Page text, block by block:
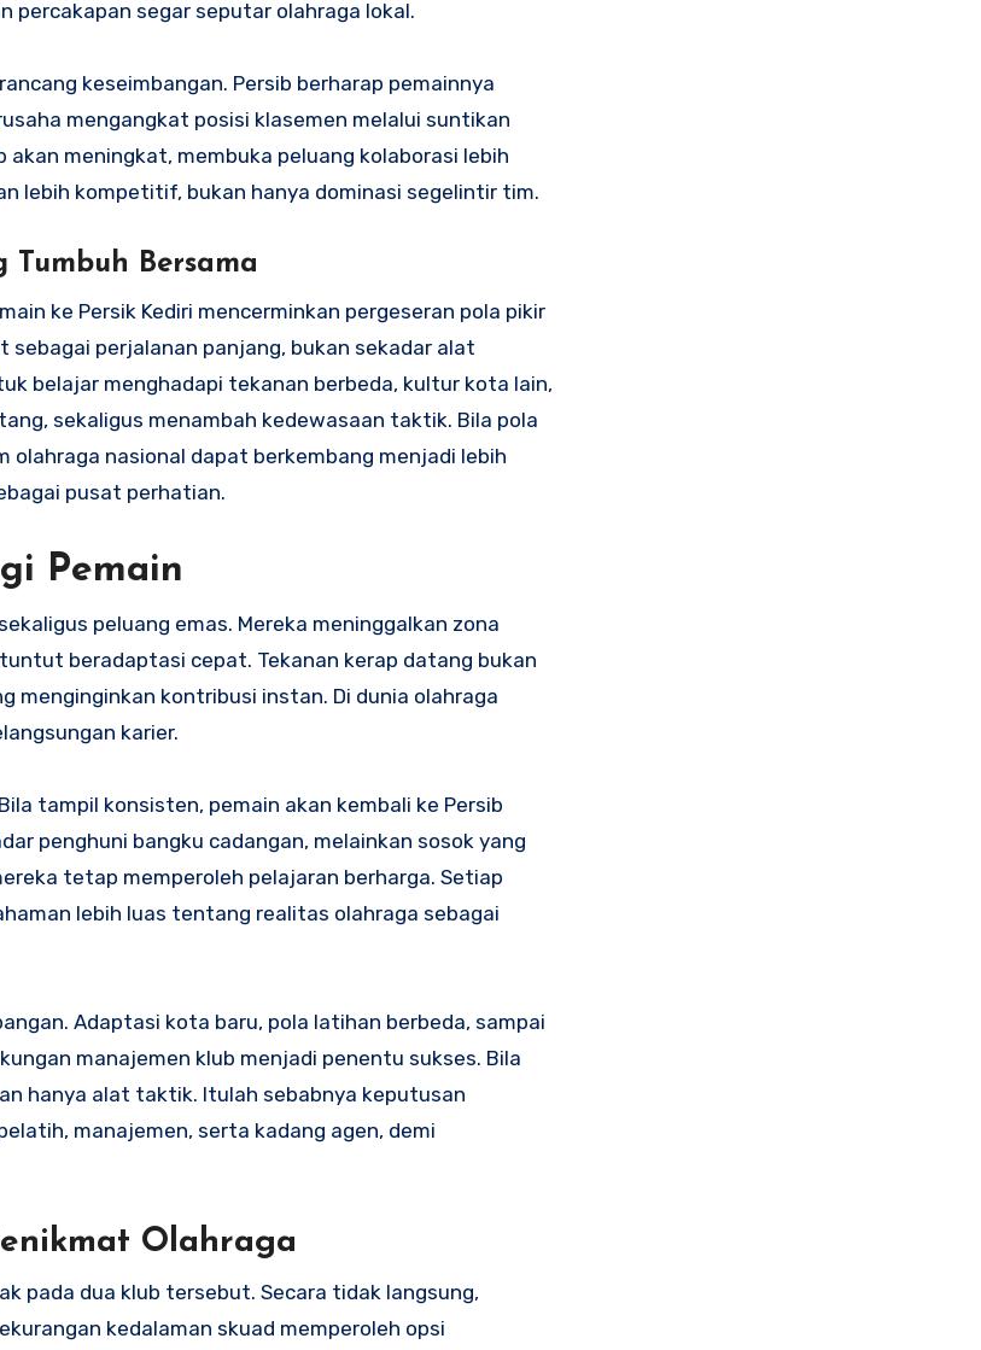
percakapan segar seputar olahraga lokal.
keseimbangan. Persib berharap pemainnya
mengangkat posisi klasemen melalui suntikan
meningkat, membuka peluang kolaborasi lebih
lebih kompetitif, bukan hanya dominasi segelintir tim.
Bersama
ke Persik Kediri mencerminkan pergeseran pola pikir
perjalanan panjang, bukan sekadar alat
belajar menghadapi tekanan berbeda, kultur kota lain,
sekaligus menambah kedewasaan taktik. Bila pola
nasional dapat berkembang menjadi lebih
pusat perhatian.
Pemain
peluang emas. Mereka meninggalkan zona
beradaptasi cepat. Tekanan kerap datang bukan
menginginkan kontribusi instan. Di dunia olahraga
karier.
tampil konsisten, pemain akan kembali ke Persib
penghuni bangku cadangan, melainkan sosok yang
tetap memperoleh pelajaran berharga. Setiap
lebih luas tentang realitas olahraga sebagai
Adaptasi kota baru, pola latihan berbeda, sampai
manajemen klub menjadi penentu sukses. Bila
hanya alat taktik. Itulah sebabnya keputusan
manajemen, serta kadang agen, demi
Olahraga
pada dua klub tersebut. Secara tidak langsung,
kedalaman skuad memperoleh opsi